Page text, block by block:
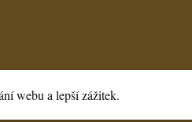
webu a lepší zážitek.